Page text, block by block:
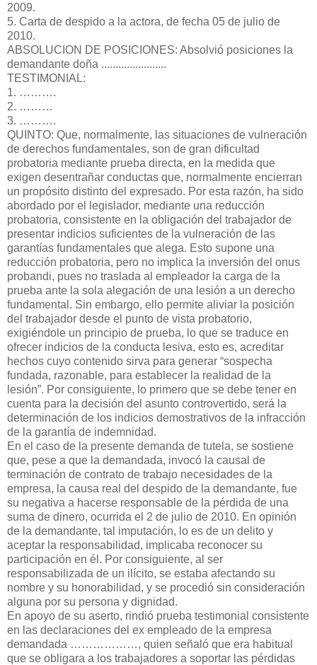
2009.
5. Carta de despido a la actora, de fecha 05 de julio de
2010.
ABSOLUCION DE POSICIONES: Absolvió posiciones la
demandante doña .......................
TESTIMONIAL:
1. ……….
2. ………
3. ……….
QUINTO: Que, normalmente, las situaciones de vulneración
de derechos fundamentales, son de gran dificultad
probatoria mediante prueba directa, en la medida que
exigen desentrañar conductas que, normalmente encierran
un propósito distinto del expresado. Por esta razón, ha sido
abordado por el legislador, mediante una reducción
probatoria, consistente en la obligación del trabajador de
presentar indicios suficientes de la vulneración de las
garantías fundamentales que alega. Esto supone una
reducción probatoria, pero no implica la inversión del onus
probandi, pues no traslada al empleador la carga de la
prueba ante la sola alegación de una lesión a un derecho
fundamental. Sin embargo, ello permite aliviar la posición
del trabajador desde el punto de vista probatorio,
exigiéndole un principio de prueba, lo que se traduce en
ofrecer indicios de la conducta lesiva, esto es, acreditar
hechos cuyo contenido sirva para generar “sospecha
fundada, razonable, para establecer la realidad de la
lesión”. Por consiguiente, lo primero que se debe tener en
cuenta para la decisión del asunto controvertido, será la
determinación de los indicios demostrativos de la infracción
de la garantía de indemnidad.
En el caso de la presente demanda de tutela, se sostiene
que, pese a que la demandada, invocó la causal de
terminación de contrato de trabajo necesidades de la
empresa, la causa real del despido de la demandante, fue
su negativa a hacerse responsable de la pérdida de una
suma de dinero, ocurrida el 2 de julio de 2010. En opinión
de la demandante, tal imputación, lo es de un delito y
aceptar la responsabilidad, implicaba reconocer su
participación en él. Por consiguiente, al ser
responsabilizada de un ilícito, se estaba afectando su
nombre y su honorabilidad, y se procedió sin consideración
alguna por su persona y dignidad.
En apoyo de su aserto, rindió prueba testimonial consistente
en las declaraciones del ex empleado de la empresa
demandada ………………, quien señaló que era habitual
que se obligara a los trabajadores a soportar las pérdidas